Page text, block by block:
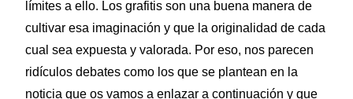
límites a ello. Los grafitis son una buena manera de
cultivar esa imaginación y que la originalidad de cada
cual sea expuesta y valorada. Por eso, nos parecen
ridículos debates como los que se plantean en la
noticia que os vamos a enlazar a continuación y que